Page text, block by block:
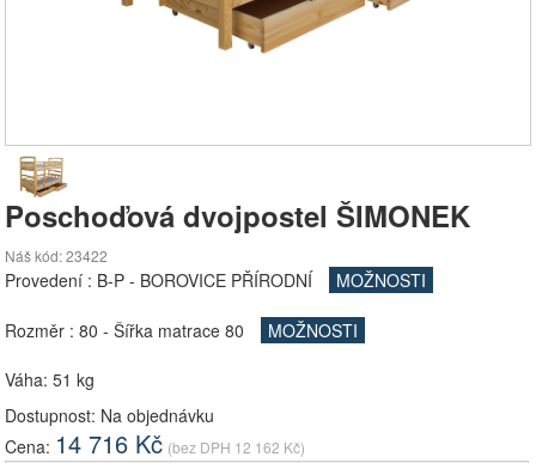
Poschoďová dvojpostel ŠIMONEK
Náš kód: 23422
Provedení : B-P - BOROVICE PŘÍRODNÍ MOŽNOSTI
Rozměr : 80 - Šířka matrace 80 MOŽNOSTI
Váha: 51 kg
Dostupnost: Na objednávku
Cena: 14 716 Kč (bez DPH 12 162 Kč)